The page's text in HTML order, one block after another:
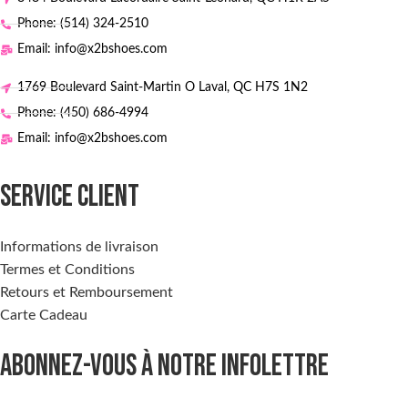
Phone: (514) 324-2510
Email: info@x2bshoes.com
1769 Boulevard Saint-Martin O Laval, QC H7S 1N2
Phone: (450) 686-4994
Email: info@x2bshoes.com
SERVICE CLIENT
Informations de livraison
Termes et Conditions
Retours et Remboursement
Carte Cadeau
ABONNEZ-VOUS À NOTRE INFOLETTRE